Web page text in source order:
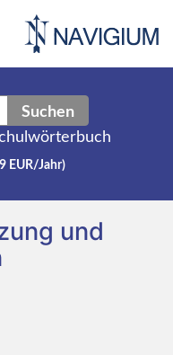
Suchen
EUR/Jahr)
und